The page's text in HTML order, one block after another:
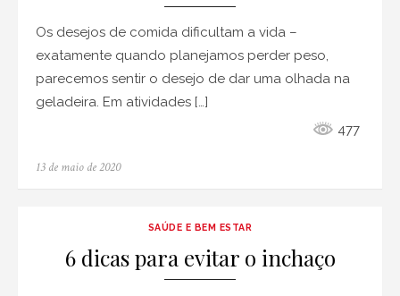
Os desejos de comida dificultam a vida –
exatamente quando planejamos perder peso,
parecemos sentir o desejo de dar uma olhada na
geladeira. Em atividades […]
477
Posted
13 de maio de 2020
SAÚDE E BEM ESTAR
6 dicas para evitar o inchaço